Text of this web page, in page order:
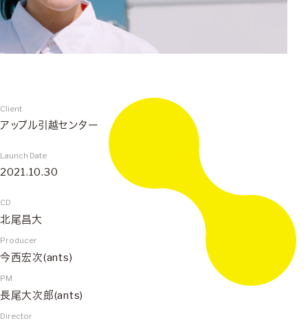
Client
アップル引越センター
Launch Date
2021.10.30
CD
北尾昌大
Producer
今西宏次(ants)
PM
長尾大次郎(ants)
Director